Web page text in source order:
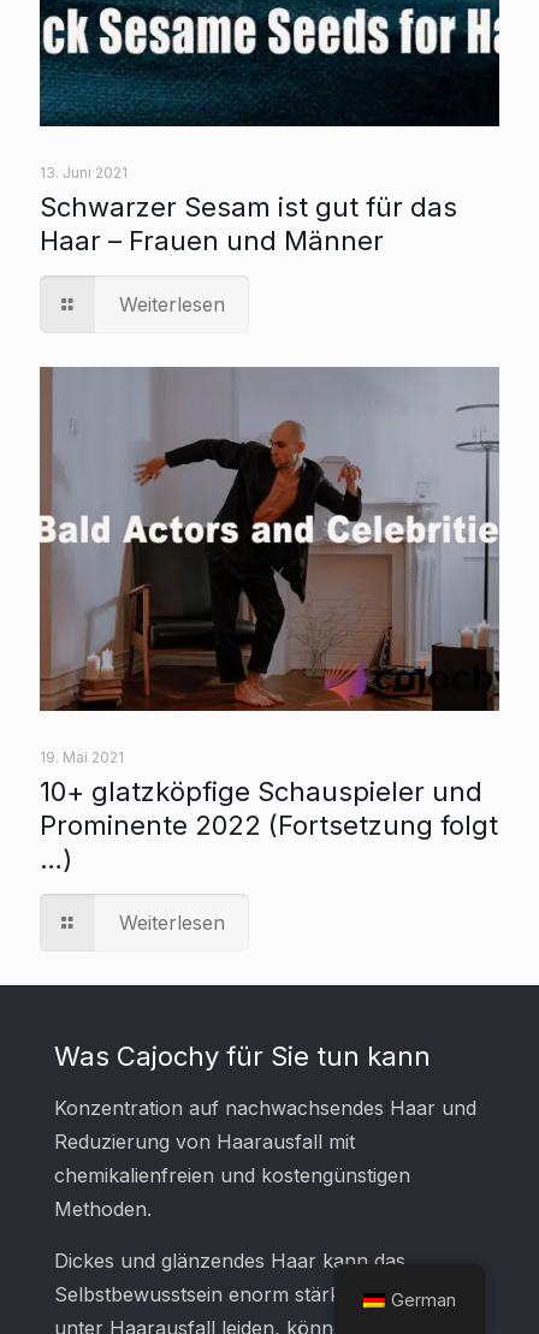
13. Juni 2021
Schwarzer Sesam ist gut für das
Haar – Frauen und Männer
Weiterlesen
19. Mai 2021
10+ glatzköpfige Schauspieler und
Prominente 2022 (Fortsetzung folgt
…)
Weiterlesen
Was Cajochy für Sie tun kann
Konzentration auf nachwachsendes Haar und
Reduzierung von Haarausfall mit
chemikalienfreien und kostengünstigen
Methoden.
Dickes und glänzendes Haar kann das
Selbstbewusstsein enorm stärken. Wenn Sie
unter Haarausfall leiden, können Sie 5
German